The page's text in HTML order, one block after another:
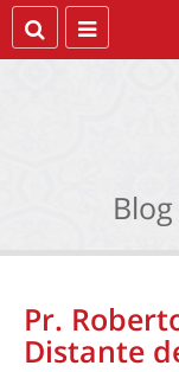
Pr.
Distante